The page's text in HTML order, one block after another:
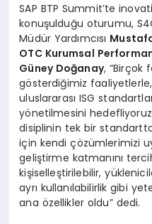
SAP BTP Summit’te
konuşulduğu oturumu,
Müdür Yardımcısı
OTC Kurumsal
Güney Doğanay, “Birçok
gösterdiğimiz
uluslararası ISG
yönetilmesini
disiplinin tek bir
için kendi çözümlerimizi
geliştirme katmanını
kişiselleştirilebilir,
ayrı kullanılabilirlik gibi
ana özellikler oldu” dedi.